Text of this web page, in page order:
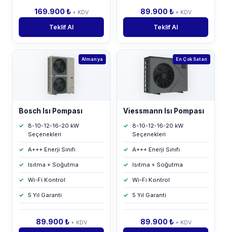
169.900 ₺ + KDV
Teklif Al
89.900 ₺ + KDV
Teklif Al
Almanya
Bosch Isı Pompası
8-10-12-16-20 kW
Seçenekleri
A+++ Enerji Sınıfı
Isıtma + Soğutma
Wi-Fi Kontrol
5 Yıl Garanti
89.900 ₺ + KDV
En Çok Satan
Viessmann Isı Pompası
8-10-12-16-20 kW
Seçenekleri
A+++ Enerji Sınıfı
Isıtma + Soğutma
Wi-Fi Kontrol
5 Yıl Garanti
89.900 ₺ + KDV